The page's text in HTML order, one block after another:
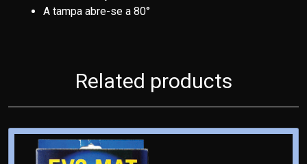
A tampa abre-se a 80°
Related products